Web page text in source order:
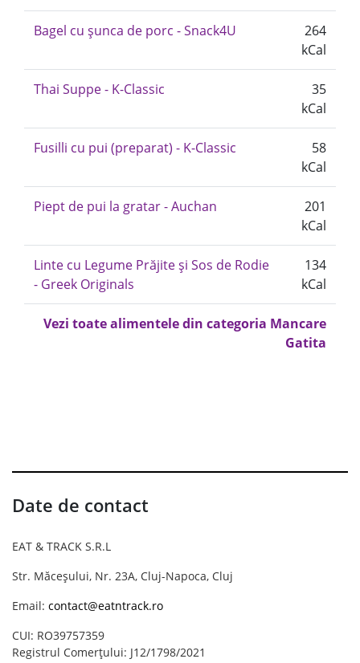
Bagel cu șunca de porc - Snack4U
264
kCal
Thai Suppe - K-Classic
35
kCal
Fusilli cu pui (preparat) - K-Classic
58
kCal
Piept de pui la gratar - Auchan
201
kCal
Linte cu Legume Prăjite și Sos de Rodie
- Greek Originals
134
kCal
Vezi toate alimentele din categoria Mancare
Gatita
Date de contact
EAT & TRACK S.R.L
Str. Măceșului, Nr. 23A, Cluj-Napoca, Cluj
Email: contact@eatntrack.ro
CUI: RO39757359
Registrul Comerțului: J12/1798/2021